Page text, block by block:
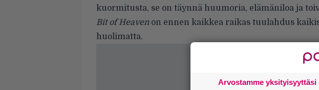
kuormitusta, se on täynnä huumoria, elämäniloa ja
Bit of Heavenon ennen kaikkea raikas tuulahdus
huolimatta.
Arvostamme yksityisyyttäsi